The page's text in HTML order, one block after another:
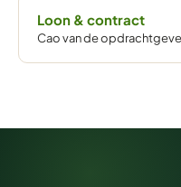
Loon & contract
Cao van de